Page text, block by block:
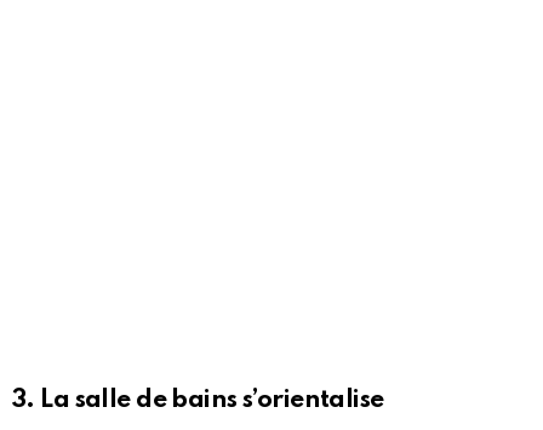
3. La salle de bains s’orientalise